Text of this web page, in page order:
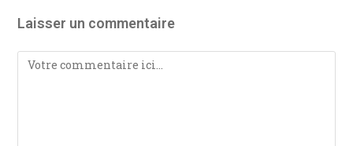
Laisser un commentaire